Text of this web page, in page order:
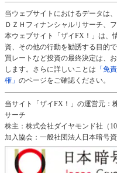
当ウェブサイトにおけるデータは
ＤＺＨフィナンシャルリサーチ、
本ウェブサイト「ザイFX！」は、
資、その他の行動を勧誘する目的
買レートなど投資の最終決定は、
します。さらに詳しいことは 「免
権」 のページをご確認ください。
当サイト「ザイFX！」の運営元：
サーチ
株主：株式会社ダイヤモンド社（
加入協会：一般社団法人日本暗号